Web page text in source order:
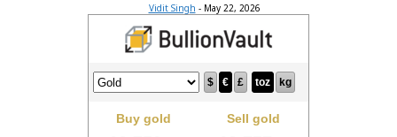
Vidit Singh - May 22, 2026